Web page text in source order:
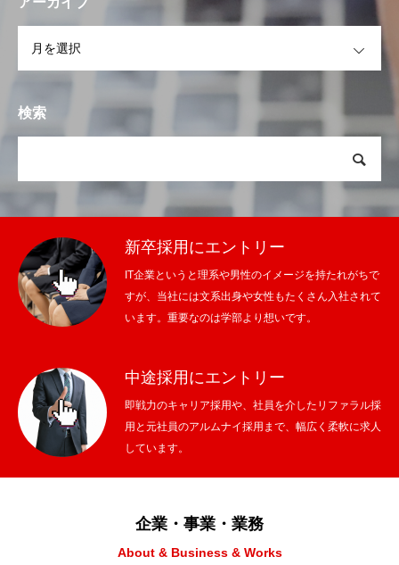
検索
新卒採用にエントリー
IT企業というと理系や男性のイメージを持たれがちで
すが、当社には文系出身や女性もたくさん入社されて
います。重要なのは学部より想いです。
中途採用にエントリー
即戦力のキャリア採用や、社員を介したリファラル採
用と元社員のアルムナイ採用まで、幅広く柔軟に求人
しています。
企業・事業・業務
About & Business & Works